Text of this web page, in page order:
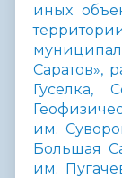
иных
Саратов»,
Гуселка,
им.
Большая
им.